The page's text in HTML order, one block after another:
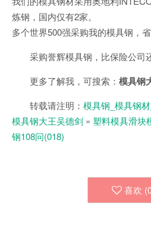
炼钢，国内仅有2家。
多个世界500强采购我的模具钢，省
采购誉辉模具钢，比保险公司
更多了解我，可搜索： 模具钢
转载请注明： 模具钢_模具钢
模具钢大王吴德剑 » 塑料模具滑块
钢108问(018)
喜欢 (